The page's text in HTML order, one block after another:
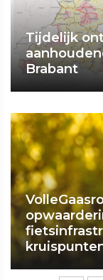
Tijdelijk
Brabant